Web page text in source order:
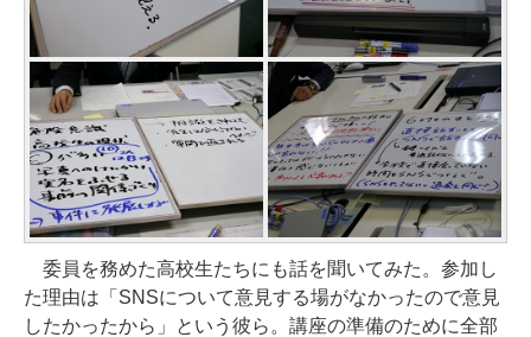
委員を務めた高校生たちにも話を聞いてみた。参加し
た理由は「SNSについて意見する場がなかったので意見
したかったから」という彼ら。講座の準備のために全部